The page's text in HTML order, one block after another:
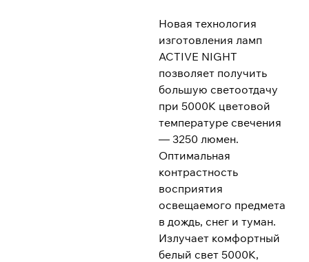
Новая технология
изготовления ламп
ACTIVE NIGHT
позволяет получить
большую светоотдачу
при 5000К цветовой
температуре свечения
— 3250 люмен.
Оптимальная
контрастность
восприятия
освещаемого предмета
в дождь, снег и туман.
Излучает комфортный
белый свет 5000K,